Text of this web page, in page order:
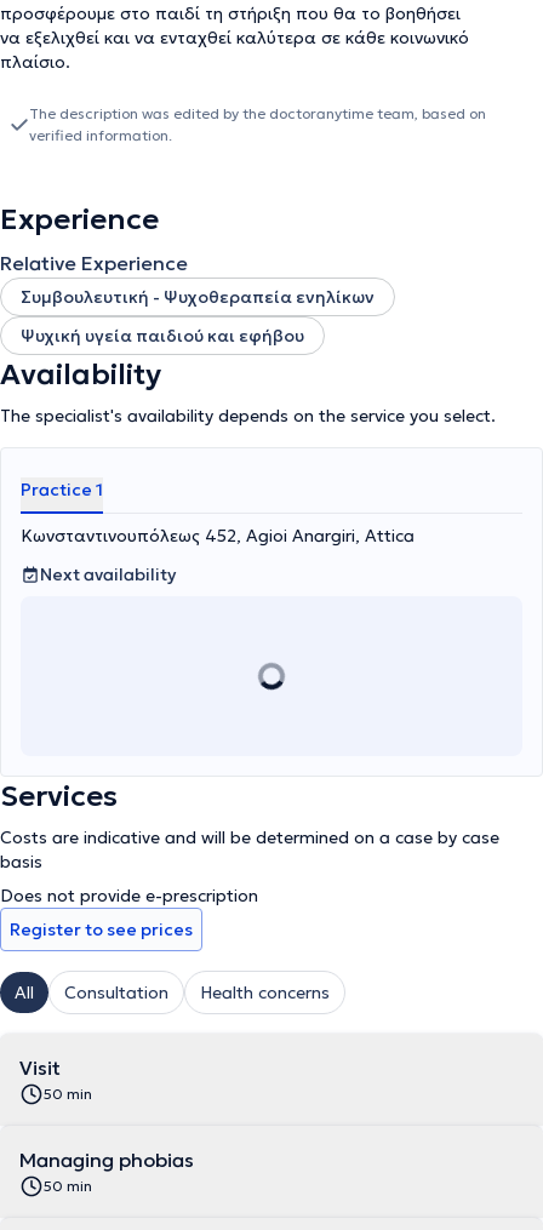
προσφέρουμε στο παιδί τη στήριξη που θα το βοηθήσει
να εξελιχθεί και να ενταχθεί καλύτερα σε κάθε κοινωνικό
πλαίσιο.
The description was edited by the doctoranytime team, based on
verified information.
Experience
Relative Experience
Συμβουλευτική - Ψυχοθεραπεία ενηλίκων
Ψυχική υγεία παιδιού και εφήβου
Availability
The specialist's availability depends on the service you select.
Practice 1
Κωνσταντινουπόλεως 452, Agioi Anargiri, Attica
Next availability
Services
Costs are indicative and will be determined on a case by case
basis
Does not provide e-prescription
Register to see prices
All Consultation Health concerns
Visit
50 min
Μanaging phobias
50 min